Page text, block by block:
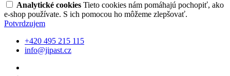
Analytické cookies Tieto cookies nám pomáhajú pochopiť, ako
e-shop používate. S ich pomocou ho môžeme zlepšovať.
Potvrdzujem
+420 495 215 115
info@jipast.cz